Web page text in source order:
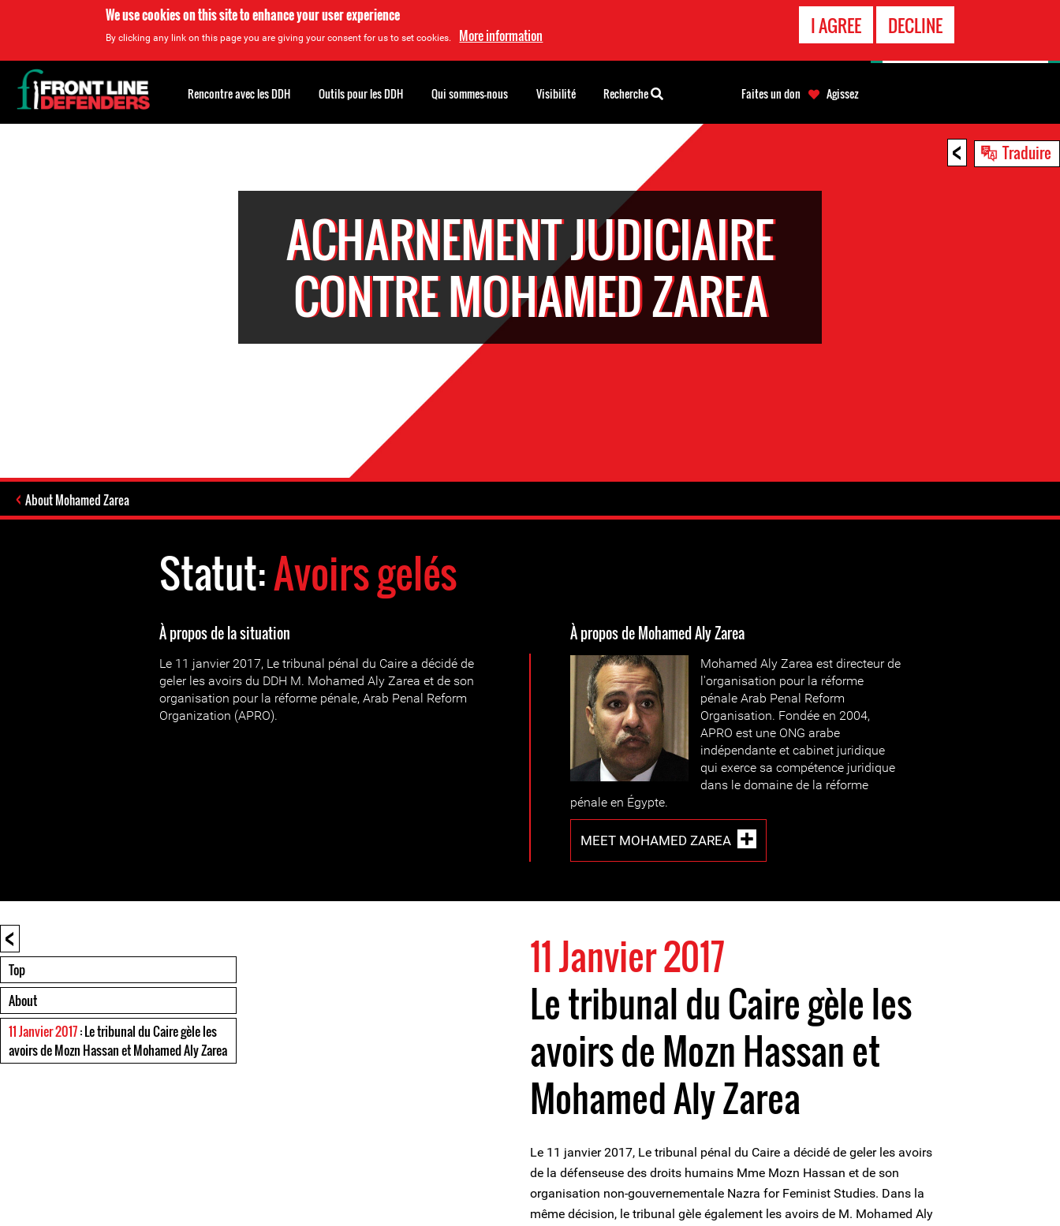
We use cookies on this site to enhance your user experience
By clicking any link on this page you are giving your consent for us to set cookies. More information I AGREE DECLINE
< Traduire
ACHARNEMENT JUDICIAIRE
CONTRE MOHAMED ZAREA
About Mohamed Zarea
Statut:Avoirs gelés
À propos de la situation
Le 11 janvier 2017, Le tribunal pénal du Caire a décidé de
geler les avoirs du DDH M. Mohamed Aly Zarea et de son
organisation pour la réforme pénale, Arab Penal Reform
Organization (APRO).
À propos de Mohamed Aly Zarea
Mohamed Aly Zarea est directeur de
l'organisation pour la réforme
pénale Arab Penal Reform
Organisation. Fondée en 2004,
APRO est une ONG arabe
indépendante et cabinet juridique
qui exerce sa compétence juridique
dans le domaine de la réforme
pénale en Égypte.
MEET MOHAMED ZAREA
<
Top
About
11 Janvier 2017: Le tribunal du Caire gèle les
avoirs de Mozn Hassan et Mohamed Aly Zarea
11 Janvier 2017
Le tribunal du Caire gèle les
avoirs de Mozn Hassan et
Mohamed Aly Zarea
Le 11 janvier 2017, Le tribunal pénal du Caire a décidé de geler les avoirs
de la défenseuse des droits humains Mme Mozn Hassan et de son
organisation non-gouvernementale Nazra for Feminist Studies. Dans la
même décision, le tribunal gèle également les avoirs de M. Mohamed Aly
Back
to
top
Rencontre avec les DDH Outils pour les DDH Qui sommes-nous Visibilité Recherche Faites un don Agissez
D'URGENCE